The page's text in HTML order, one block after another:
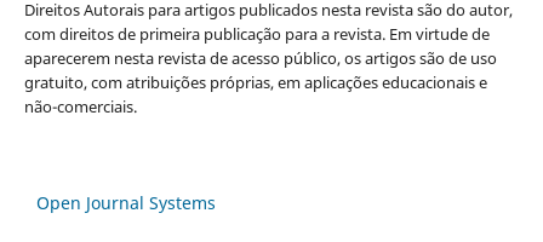
Direitos Autorais para artigos publicados nesta revista são do autor,
com direitos de primeira publicação para a revista. Em virtude de
aparecerem nesta revista de acesso público, os artigos são de uso
gratuito, com atribuições próprias, em aplicações educacionais e
não-comerciais.
Open Journal Systems